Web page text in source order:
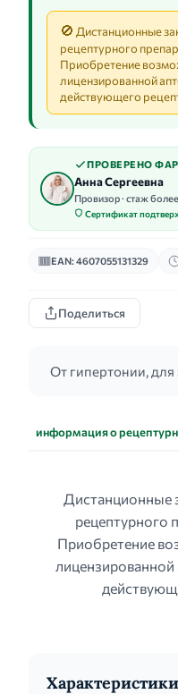
🚫 Дистанционные
рецептурного
Приобретение
лицензированной
действующего
ПРОВЕРЕНО
Анна Сергеевна
Провизор · стаж
Сертификат
EAN: 4607055131329
Поделиться
От гипертонии,
информация о
Дистанционные
рецептурного
Приобретение
лицензированной
Характеристики